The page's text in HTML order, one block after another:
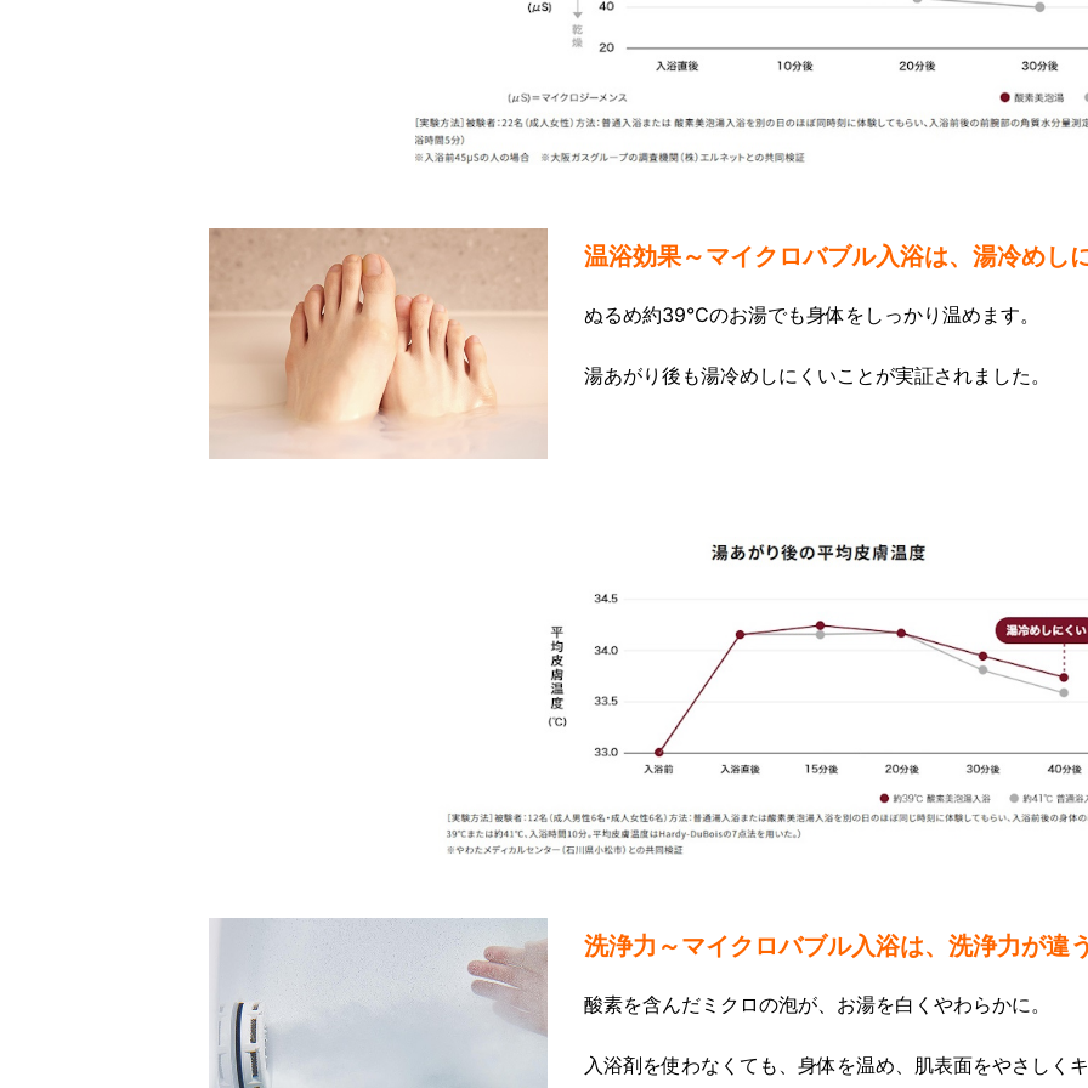
温浴効果～マイクロバブル入浴は、湯冷めし
ぬるめ約39℃のお湯でも身体をしっかり温めます。
湯あがり後も湯冷めしにくいことが実証されました。
洗浄力～マイクロバブル入浴は、洗浄力が違
酸素を含んだミクロの泡が、お湯を白くやわらかに。
入浴剤を使わなくても、身体を温め、肌表面をやさしく